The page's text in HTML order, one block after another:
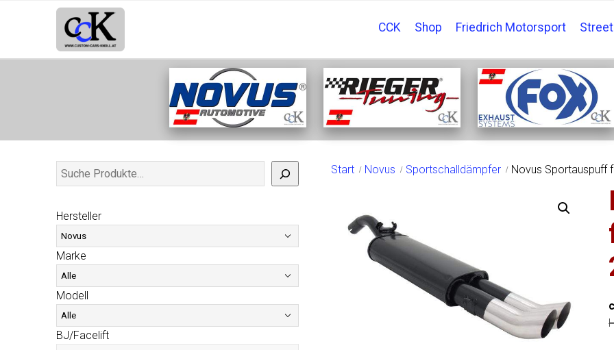
CCK Shop Friedrich Motorsport
SHOP
Start Novus Sportschalldämpfer Novus Sportauspuff
Hersteller
Marke
Modell
BJ/Facelift